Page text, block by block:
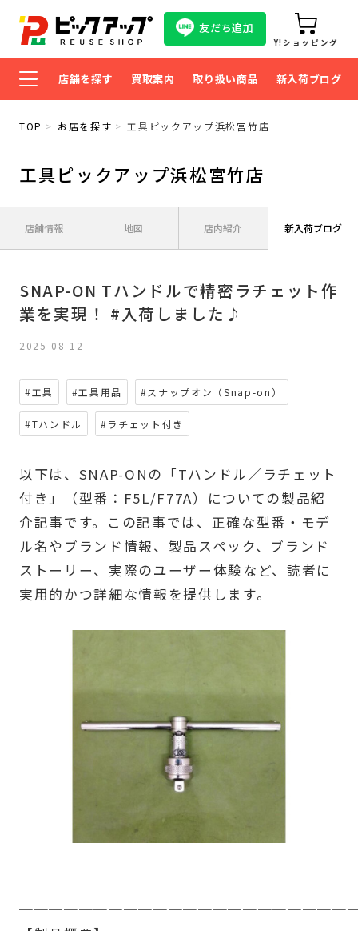
友だち追加
Y!ショッピング
店舗を探す 買取案内 取り扱い商品 新入荷ブログ
TOP お店を探す 工具ピックアップ浜松宮竹店
工具ピックアップ浜松宮竹店
店舗情報 地図 店内紹介 新入荷ブログ
SNAP-ON Tハンドルで精密ラチェット作
業を実現！ #入荷しました♪
2025-08-12
#工具 #工具用品 #スナップオン（Snap-on）
#Tハンドル #ラチェット付き
以下は、SNAP-ONの「Tハンドル／ラチェット
付き」（型番：F5L/F77A）についての製品紹
介記事です。この記事では、正確な型番・モデ
ル名やブランド情報、製品スペック、ブランド
ストーリー、実際のユーザー体験など、読者に
実用的かつ詳細な情報を提供します。